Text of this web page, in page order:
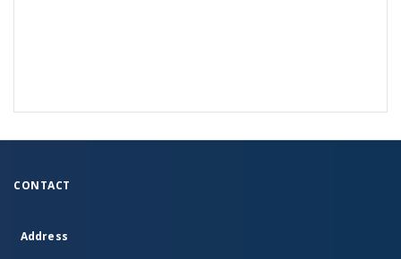
CONTACT
Address